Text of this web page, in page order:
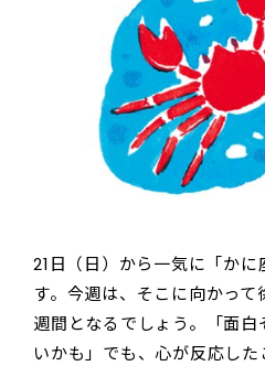
21日（日）から一気に「か
す。今週は、そこに向かって
週間となるでしょう。「面
いかも」でも、心が反応し